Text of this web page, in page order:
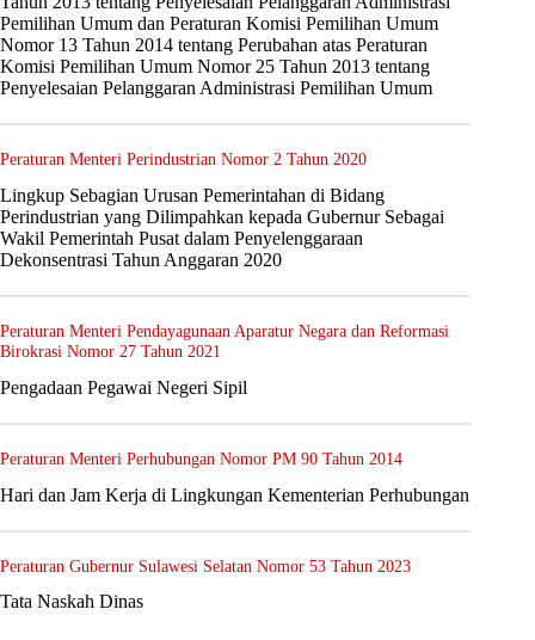
Pemilihan Umum dan Peraturan Komisi Pemilihan Umum
Nomor 13 Tahun 2014 tentang Perubahan atas Peraturan
Komisi Pemilihan Umum Nomor 25 Tahun 2013 tentang
Penyelesaian Pelanggaran Administrasi Pemilihan Umum
Peraturan Menteri Perindustrian Nomor 2 Tahun 2020
Lingkup Sebagian Urusan Pemerintahan di Bidang
Perindustrian yang Dilimpahkan kepada Gubernur Sebagai
Wakil Pemerintah Pusat dalam Penyelenggaraan
Dekonsentrasi Tahun Anggaran 2020
Peraturan Menteri Pendayagunaan Aparatur Negara dan Reformasi
Birokrasi Nomor 27 Tahun 2021
Pengadaan Pegawai Negeri Sipil
Peraturan Menteri Perhubungan Nomor PM 90 Tahun 2014
Hari dan Jam Kerja di Lingkungan Kementerian Perhubungan
Peraturan Gubernur Sulawesi Selatan Nomor 53 Tahun 2023
Tata Naskah Dinas